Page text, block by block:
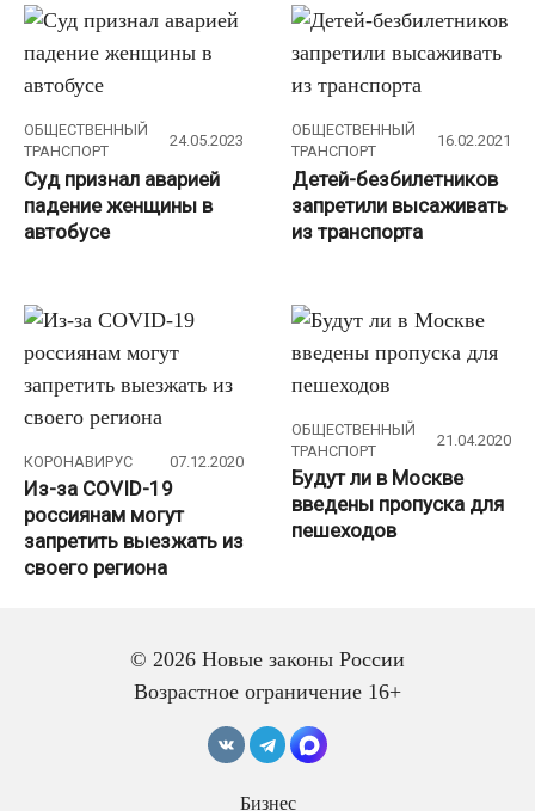
ОБЩЕСТВЕННЫЙ
ТРАНСПОРТ
24.05.2023
Суд признал аварией
падение женщины в
автобусе
ОБЩЕСТВЕННЫЙ
ТРАНСПОРТ
16.02.2021
Детей-безбилетников
запретили высаживать
из транспорта
КОРОНАВИРУС 07.12.2020
Из-за COVID-19
россиянам могут
запретить выезжать из
своего региона
ОБЩЕСТВЕННЫЙ
ТРАНСПОРТ
21.04.2020
Будут ли в Москве
введены пропуска для
пешеходов
13.04.2020 КОРОНАВИРУС
© 2026 Новые законы России
Возрастное ограничение 16+
Бизнес